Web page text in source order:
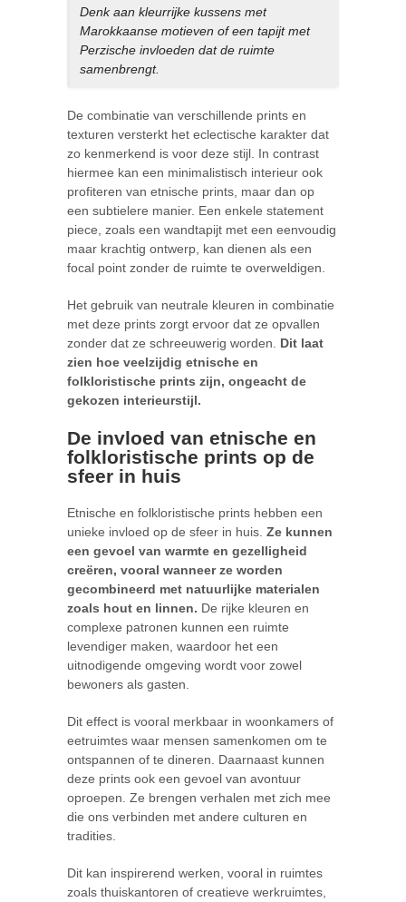
Denk aan kleurrijke kussens met
Marokkaanse motieven of een tapijt met
Perzische invloeden dat de ruimte
samenbrengt.
De combinatie van verschillende prints en
texturen versterkt het eclectische karakter dat
zo kenmerkend is voor deze stijl. In contrast
hiermee kan een minimalistisch interieur ook
profiteren van etnische prints, maar dan op
een subtielere manier. Een enkele statement
piece, zoals een wandtapijt met een eenvoudig
maar krachtig ontwerp, kan dienen als een
focal point zonder de ruimte te overweldigen.
Het gebruik van neutrale kleuren in combinatie
met deze prints zorgt ervoor dat ze opvallen
zonder dat ze schreeuwerig worden.
Dit laat
zien hoe veelzijdig etnische en
folkloristische prints zijn, ongeacht de
gekozen interieurstijl.
De invloed van etnische en
folkloristische prints op de
sfeer in huis
Etnische en folkloristische prints hebben een
unieke invloed op de sfeer in huis. Ze kunnen
een gevoel van warmte en gezelligheid
creëren, vooral wanneer ze worden
gecombineerd met natuurlijke materialen
zoals hout en linnen. De rijke kleuren en
complexe patronen kunnen een ruimte
levendiger maken, waardoor het een
uitnodigende omgeving wordt voor zowel
bewoners als gasten.
Dit effect is vooral merkbaar in woonkamers of
eetruimtes waar mensen samenkomen om te
ontspannen of te dineren. Daarnaast kunnen
deze prints ook een gevoel van avontuur
oproepen. Ze brengen verhalen met zich mee
die ons verbinden met andere culturen en
tradities.
Dit kan inspirerend werken, vooral in ruimtes
zoals thuiskantoren of creatieve werkruimtes,